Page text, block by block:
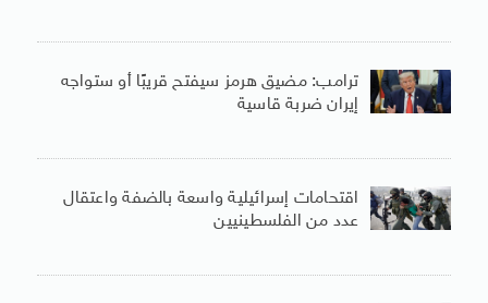
ترامب: مضيق هرمز سيفتح قريبًا أو ستواجه
إيران ضربة قاسية
اقتحامات إسرائيلية واسعة بالضفة واعتقال
عدد من الفلسطينيين